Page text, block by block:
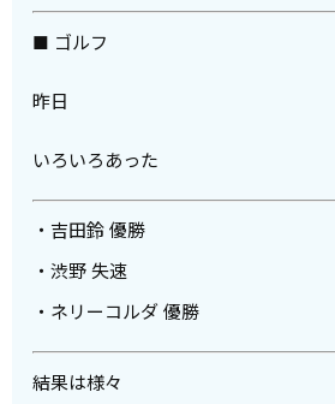
■ ゴルフ
昨日
いろいろあった
・吉田鈴 優勝
・渋野 失速
・ネリーコルダ 優勝
結果は様々